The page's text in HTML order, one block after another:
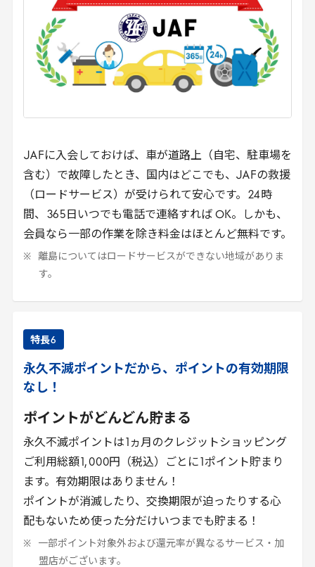
JAFに入会しておけば、車が道路上（自宅、駐車場を
含む）で故障したとき、国内はどこでも、 JAFの救援
（ロードサービス）が受けられて安心です。
24時
間、
365 日いつでも電話で連絡すれば OK。しかも、
会員なら一部の作業を除き料金はほとんど無料です。
離島についてはロードサービスができない地域がありま
す。
特長6
永久不滅ポイントだから、ポイントの有効期限
なし！
ポイントがどんどん貯まる
永久不滅ポイントは
ヵ月のクレジットショッピング
ご利用総額 ,000円（税込）ごとに
ポイント貯まり
ます。有効期限はありません！
ポイントが消滅したり、交換期限が迫ったりする心
配もないため使った分だけいつまでも貯まる！
一部ポイント対象外および還元率が異なるサービス・加
盟店がございます。